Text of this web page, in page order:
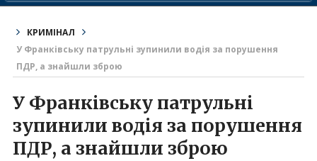
КРИМІНАЛ
У Франківську патрульні зупинили водія за порушення
ПДР, а знайшли зброю
У Франківську патрульні
зупинили водія за порушення
ПДР, а знайшли зброю